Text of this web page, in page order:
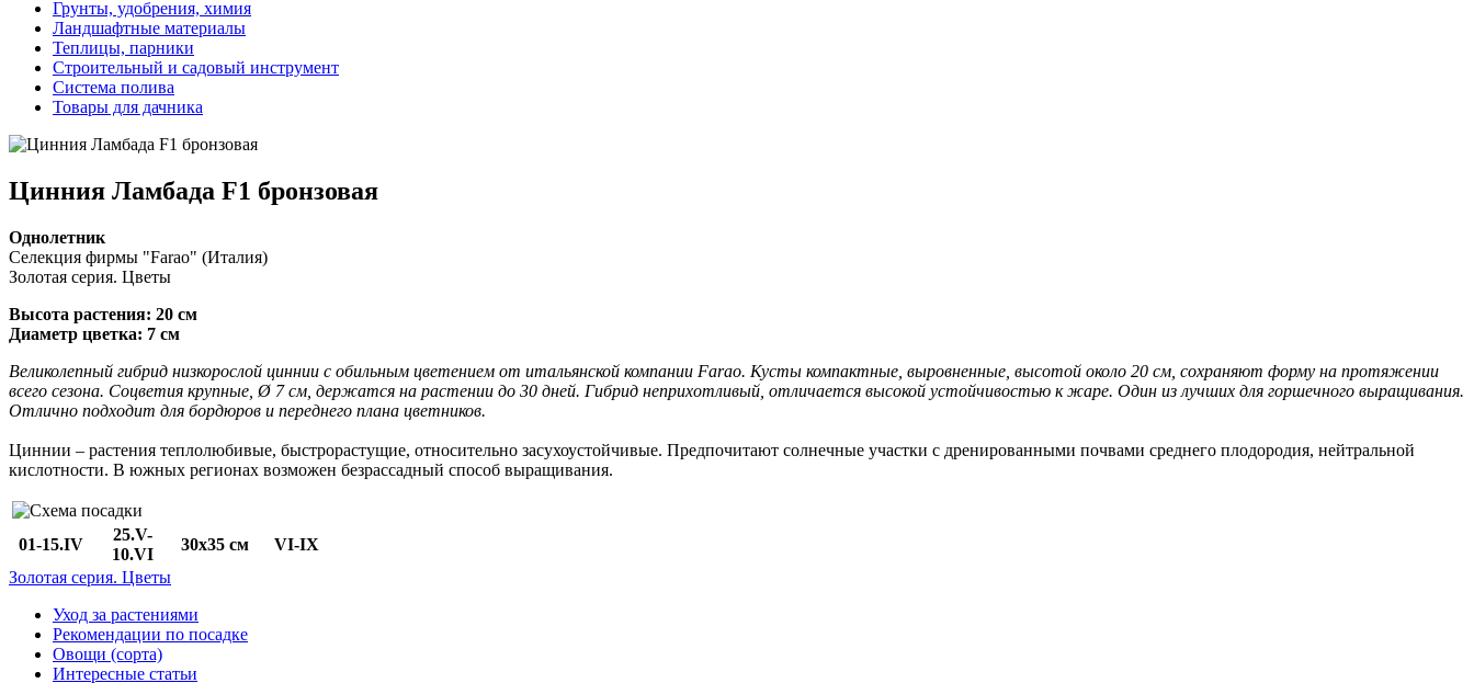
Грунты, удобрения, химия
Ландшафтные материалы
Теплицы, парники
Строительный и садовый инструмент
Система полива
Товары для дачника
Цинния Ламбада F1 бронзовая
Однолетник
Селекция фирмы "Farao" (Италия)
Золотая серия. Цветы
Высота растения: 20 см
Диаметр цветка: 7 см
Великолепный гибрид низкорослой циннии с обильным цветением от итальянской компании Farao. Кусты компактные, выровненные, высотой около 20 см, сохраняют форму на протяжении
всего сезона. Соцветия крупные, Ø 7 см, держатся на растении до 30 дней. Гибрид неприхотливый, отличается высокой устойчивостью к жаре. Один из лучших для горшечного выращивания.
Отлично подходит для бордюров и переднего плана цветников.
Циннии – растения теплолюбивые, быстрорастущие, относительно засухоустойчивые. Предпочитают солнечные участки с дренированными почвами среднего плодородия, нейтральной
кислотности. В южных регионах возможен безрассадный способ выращивания.
01-15.IV
25.V-
10.VI
30х35 см
VI-IX
Золотая серия. Цветы
Уход за растениями
Рекомендации по посадке
Овощи (сорта)
Интересные статьи